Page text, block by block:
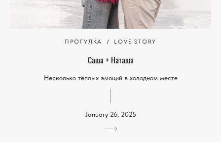
ПРОГУЛКА LOVE STORY
Саша + Наташа
Несколько тёплых эмоций в холодном месте
January 26, 2025